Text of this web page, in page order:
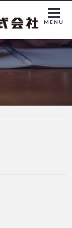
MENU